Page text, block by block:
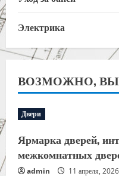
Электрика
ВОЗМОЖНО,
Двери
Ярмарка дверей,
межкомнатных
admin 11 апреля, 2026